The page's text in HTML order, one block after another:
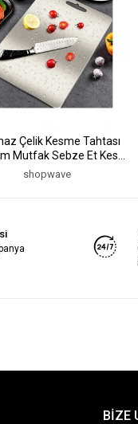
Çelik Kesme Tahtası
Mutfak Sebze Et Kesme
Doğrama Tahtası Mutfak
(5047)
shopwave
BİZE